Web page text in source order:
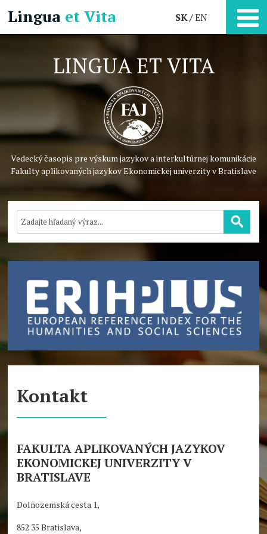
Lingua et Vita SK EN
LINGUA ET VITA
Vedecký časopis pre výskum jazykov a interkultúrnej komunikácie
Fakulty aplikovaných jazykov Ekonomickej univerzity v Bratislave
Kontakt
FAKULTA APLIKOVANÝCH JAZYKOV
EKONOMICKEJ UNIVERZITY V
BRATISLAVE
Dolnozemská cesta 1,
852 35 Bratislava,